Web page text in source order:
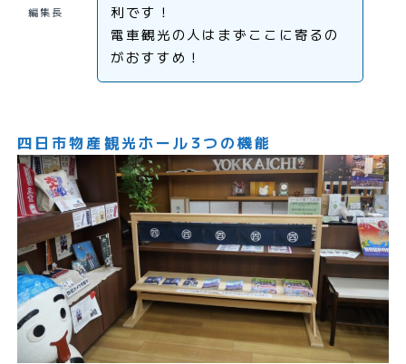
編集長
利です！
電車観光の人はまずここに寄るの
がおすすめ！
四日市物産観光ホール3つの機能